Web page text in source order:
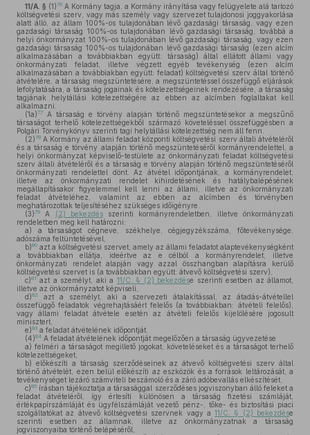
11/A. § (1)76 A Kormány tagja, a Kormány irányítása vagy felügyelete alá tartozó
költségvetési szerv, vagy más személy vagy szervezet tulajdonosi joggyakorlása
alatt álló, az állam 100%-os tulajdonában lévő gazdasági társaság, vagy ezen
gazdasági társaság 100%-os tulajdonában lévő gazdasági társaság, továbbá a
helyi önkormányzat 100%-os tulajdonában lévő gazdasági társaság, vagy ezen
gazdasági társaság 100%-os tulajdonában lévő gazdasági társaság (ezen alcím
alkalmazásában a továbbiakban együtt: társaság) által ellátott állami vagy
önkormányzati feladat, illetve végzett egyéb tevékenység (ezen alcím
alkalmazásában a továbbiakban együtt: feladat) költségvetési szerv által történő
átvételére, a társaság megszüntetésére, a megszüntetéssel összefüggő eljárások
lefolytatására, a társaság jogainak és kötelezettségeinek rendezésére, a társaság
tagjának helytállási kötelezettségére az ebben az alcímben foglaltakat kell
alkalmazni.
(1a)77
A társaság e törvény alapján történő megszüntetésekor a megszűnő
társaságot terhelő kötelezettségekből származó követeléssel összefüggésben a
Polgári Törvénykönyv szerinti tagi helytállási kötelezettség nem áll fenn.
(2)78 A Kormány az állami feladat központi költségvetési szerv általi átvételéről
és a társaság e törvény alapján történő megszüntetéséről kormányrendelettel, a
helyi önkormányzat képviselő-testülete az önkormányzati feladat költségvetési
szerv általi átvételéről és a társaság e törvény alapján történő megszüntetéséről
önkormányzati rendelettel dönt. Az átvétel időpontjának, a kormányrendelet,
illetve az önkormányzati rendelet kihirdetésének és hatálybalépésének
megállapításakor figyelemmel kell lenni az állami, illetve az önkormányzati
feladat átvételéhez, valamint az ebben az alcímben és törvényben
meghatározottak teljesítéséhez szükséges időigényre.
(3)79 A (2) bekezdésszerinti kormányrendeletben, illetve önkormányzati
rendeletben meg kell határozni:
a) a társaságot cégneve, székhelye, cégjegyzékszáma, főtevékenysége,
adószáma feltüntetésével,
b)80 azt a költségvetési szervet, amely az állami feladatot alaptevékenységként
a továbbiakban ellátja, ideértve az e célból a kormányrendelet, illetve
önkormányzati rendelet alapján vagy azzal összhangban alapításra kerülő
költségvetési szervet is (a továbbiakban együtt: átvevő költségvetési szerv),
c)81 azt a személyt, aki a 11/C. § (2) bekezdése szerinti esetben az államot,
illetve az önkormányzatot képviseli,
d)82
azt a személyt, aki a szervezeti átalakítással, az átadás-átvétellel
összefüggő feladatok végrehajtásáért felelős (a továbbiakban: átvételi felelős),
vagy állami feladat átvétele esetén az átvételi felelős kijelölésére jogosult
minisztert,
e)83 a feladat átvételének időpontját.
(4)84 A feladat átvételének időpontját megelőzően a társaság ügyvezetése
a) felméri a társaságot megillető jogokat, követeléseket és a társaságot terhelő
kötelezettségeket,
b) előkészíti a társaság szerződéseinek az átvevő költségvetési szerv által
történő átvételét, ezen belül előkészíti az eszközök és a források leltározását, a
tevékenységet lezáró számviteli beszámoló és a záró adóbevallás elkészítését,
c)85 írásban tájékoztatja a társasággal szerződéses jogviszonyban álló feleket a
feladat átvételéről, így értesíti különösen a társaság fizetési számláját,
értékpapírszámláját és ügyfélszámláját vezető pénz-, tőke- és biztosítási piaci
szolgáltatókat az átvevő költségvetési szervnek vagy a11/C. § (2) bekezdése
szerinti esetben az államnak, illetve az önkormányzatnak a társaság
jogviszonyaiba történő belépéséről,